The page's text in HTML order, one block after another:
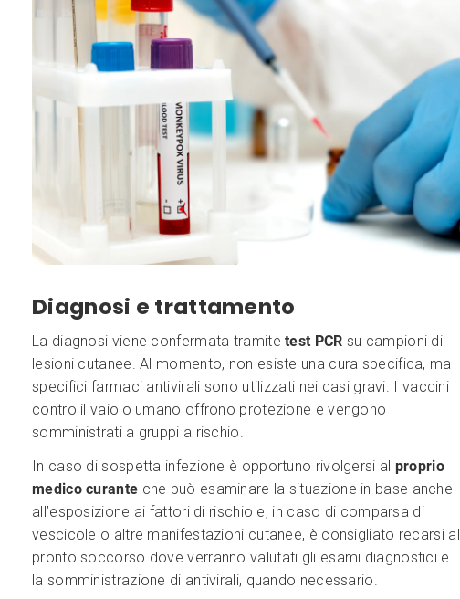
Diagnosi e trattamento
La diagnosi viene confermata tramitetest PCR su campioni di
lesioni cutanee. Al momento, non esiste una cura specifica, ma
specifici farmaci antivirali sono utilizzati nei casi gravi. I vaccini
contro il vaiolo umano offrono protezione e vengono
somministrati a gruppi a rischio.
In caso di sospetta infezione è opportuno rivolgersi al proprio
medico curante che può esaminare la situazione in base anche
all’esposizione ai fattori di rischio e, in caso di comparsa di
vescicole o altre manifestazioni cutanee, è consigliato recarsi al
pronto soccorso dove verranno valutati gli esami diagnostici e
la somministrazione di antivirali, quando necessario.